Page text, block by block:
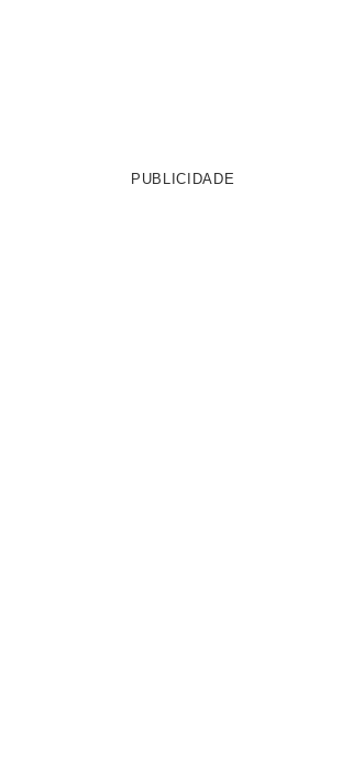
PUBLICIDADE